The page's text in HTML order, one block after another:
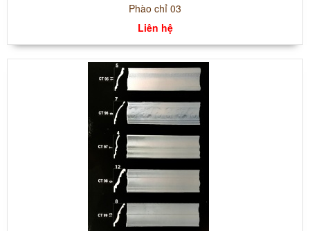
Phào chỉ 03
Liên hệ